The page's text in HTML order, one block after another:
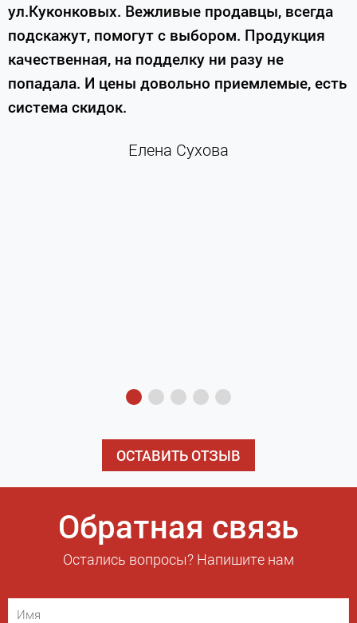
ул.Куконковых. Вежливые продавцы, всегда
подскажут, помогут с выбором. Продукция
качественная, на подделку ни разу не
попадала. И цены довольно приемлемые, есть
система скидок.
Елена Сухова
ОСТАВИТЬ ОТЗЫВ
Обратная связь
Остались вопросы? Напишите нам